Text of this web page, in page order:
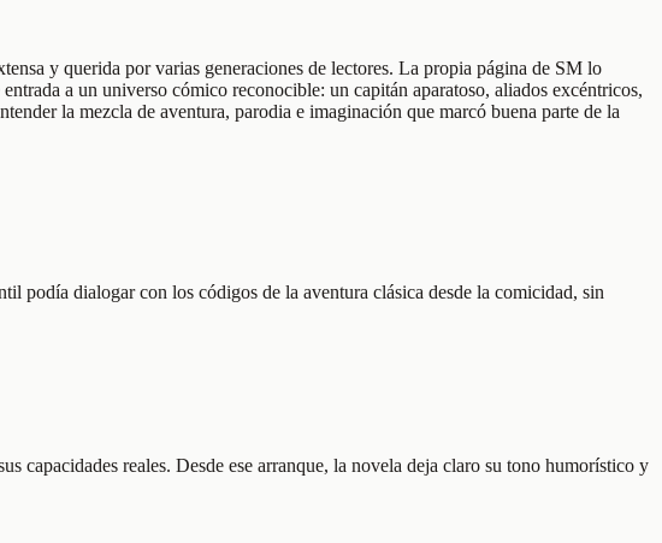
y querida por varias generaciones de lectores. La propia página de SM lo
a un universo cómico reconocible: un capitán aparatoso, aliados excéntricos,
la mezcla de aventura, parodia e imaginación que marcó buena parte de la
podía dialogar con los códigos de la aventura clásica desde la comicidad, sin
capacidades reales. Desde ese arranque, la novela deja claro su tono humorístico y